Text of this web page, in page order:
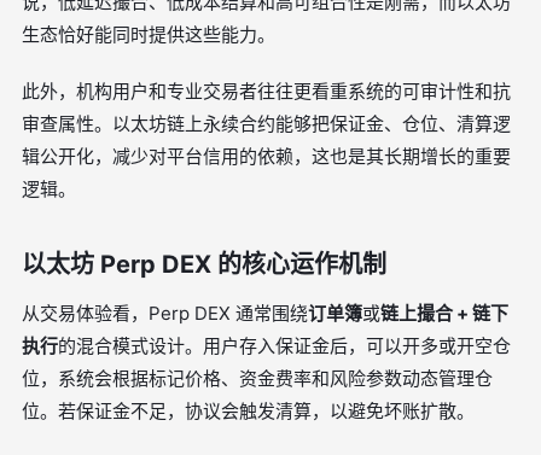
生态恰好能同时提供这些能力。
此外，机构用户和专业交易者往往更看重系统的可审计性和抗
审查属性。以太坊链上永续合约能够把保证金、仓位、清算逻
辑公开化，减少对平台信用的依赖，这也是其长期增长的重要
逻辑。
以太坊 Perp DEX 的核心运作机制
从交易体验看，Perp DEX 通常围绕订单簿或链上撮合 + 链下
执行的混合模式设计。用户存入保证金后，可以开多或开空仓
位，系统会根据标记价格、资金费率和风险参数动态管理仓
位。若保证金不足，协议会触发清算，以避免坏账扩散。